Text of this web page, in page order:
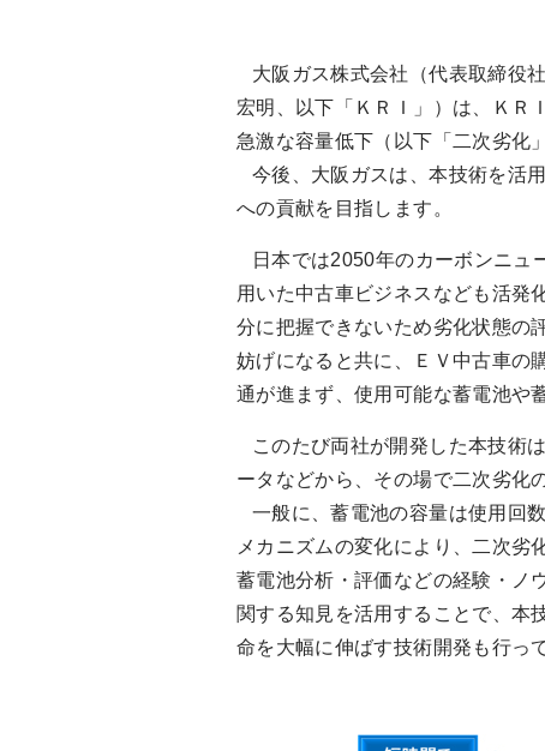
大阪ガス株式会社（代表取締役
宏明、以下「ＫＲＩ」）は、ＫＲ
急激な容量低下（以下「二次劣化
今後、大阪ガスは、本技術を活
への貢献を目指します。
日本では2050年のカーボンニュ
用いた中古車ビジネスなども活発
分に把握できないため劣化状態の
妨げになると共に、ＥＶ中古車の
通が進まず、使用可能な蓄電池や
このたび両社が開発した本技術
ータなどから、その場で二次劣化
一般に、蓄電池の容量は使用回
メカニズムの変化により、二次劣
蓄電池分析・評価などの経験・ノ
関する知見を活用することで、本
命を大幅に伸ばす技術開発も行っ